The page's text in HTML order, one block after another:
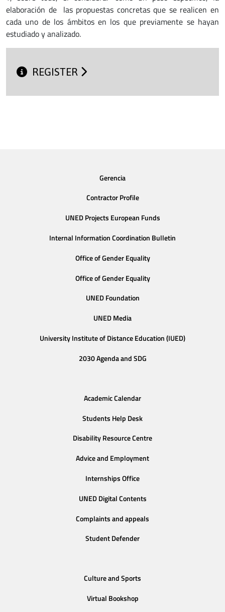
elaboración de las propuestas concretas que se realicen en
cada uno de los ámbitos en los que previamente se hayan
estudiado y analizado.
REGISTER
Gerencia
Contractor Profile
UNED Projects European Funds
Internal Information Coordination Bulletin
Office of Gender Equality
Office of Gender Equality
UNED Foundation
UNED Media
University Institute of Distance Education (IUED)
2030 Agenda and SDG
Academic Calendar
Students Help Desk
Disability Resource Centre
Advice and Employment
Internships Office
UNED Digital Contents
Complaints and appeals
Student Defender
Culture and Sports
Virtual Bookshop